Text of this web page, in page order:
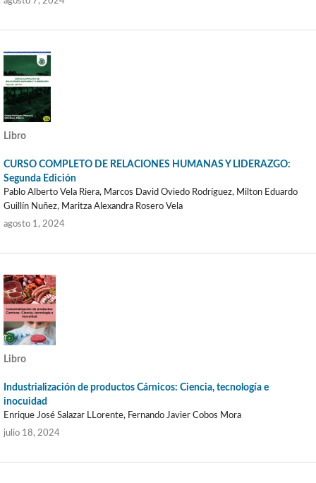
Libro
CURSO COMPLETO DE RELACIONES HUMANAS Y LIDERAZGO:
Segunda Edición
Pablo Alberto Vela Riera, Marcos David Oviedo Rodríguez, Milton Eduardo
Guillín Nuñez, Maritza Alexandra Rosero Vela
agosto 1, 2024
Libro
Industrialización de productos Cárnicos: Ciencia, tecnología e
inocuidad
Enrique José Salazar LLorente, Fernando Javier Cobos Mora
julio 18, 2024